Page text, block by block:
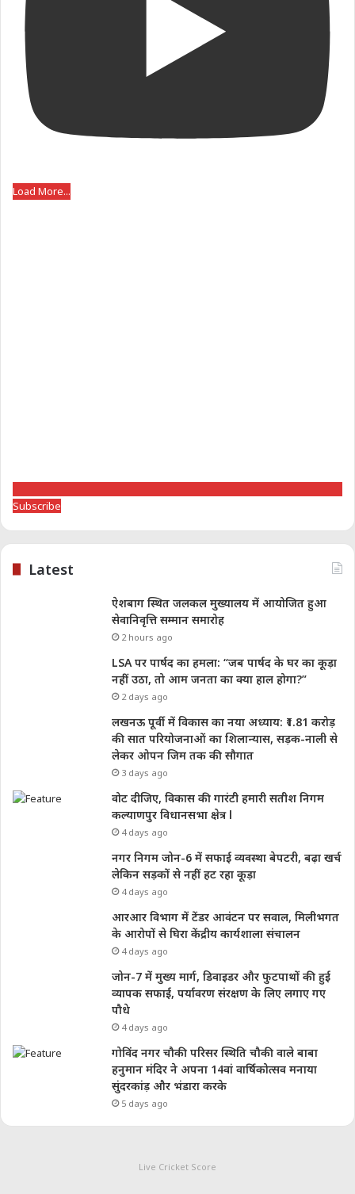
Load More...
Subscribe
Latest
ऐशबाग स्थित जलकल मुख्यालय में आयोजित हुआ
सेवानिवृत्ति सम्मान समारोह
2 hours ago
LSA पर पार्षद का हमला: “जब पार्षद के घर का कूड़ा
नहीं उठा, तो आम जनता का क्या हाल होगा?”
2 days ago
लखनऊ पूर्वी में विकास का नया अध्याय: ₹1.81 करोड़
की सात परियोजनाओं का शिलान्यास, सड़क-नाली से
लेकर ओपन जिम तक की सौगात
3 days ago
वोट दीजिए, विकास की गारंटी हमारी सतीश निगम
कल्याणपुर विधानसभा क्षेत्र l
4 days ago
नगर निगम जोन-6 में सफाई व्यवस्था बेपटरी, बढ़ा खर्च
लेकिन सड़कों से नहीं हट रहा कूड़ा
4 days ago
आरआर विभाग में टेंडर आवंटन पर सवाल, मिलीभगत
के आरोपों से घिरा केंद्रीय कार्यशाला संचालन
4 days ago
जोन-7 में मुख्य मार्ग, डिवाइडर और फुटपाथों की हुई
व्यापक सफाई, पर्यावरण संरक्षण के लिए लगाए गए
पौधे
4 days ago
गोविंद नगर चौकी परिसर स्थिति चौकी वाले बाबा
हनुमान मंदिर ने अपना 14वां वार्षिकोत्सव मनाया
सुंदरकांड़ और भंडारा करके
5 days ago
Live Cricket Score